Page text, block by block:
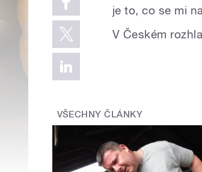
je to, co se mi
V Českém
VŠECHNY ČLÁNKY